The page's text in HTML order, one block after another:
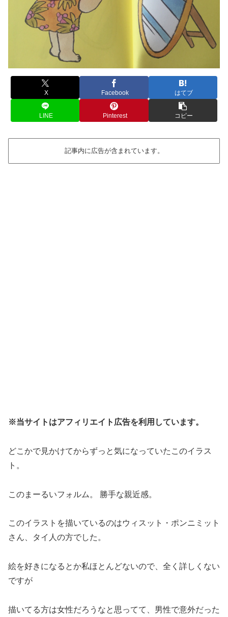
X Facebook はてブ
LINE Pinterest コピー
記事内に広告が含まれています。
※当サイトはアフィリエイト広告を利用しています。
どこかで見かけてからずっと気になっていたこのイラス
ト。
このまーるいフォルム。 勝手な親近感。
このイラストを描いているのはウィスット・ポンニミット
さん、タイ人の方でした。
絵を好きになるとか私ほとんどないので、全く詳しくない
ですが
描いてる方は女性だろうなと思ってて、男性で意外だった